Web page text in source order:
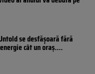
se desfășoară fără
cât un oraș....